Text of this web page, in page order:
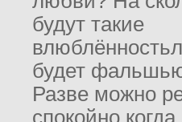
будут такие
будет
Разве можно
спокойно